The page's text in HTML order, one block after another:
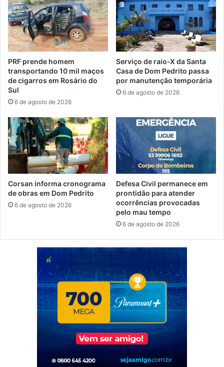
PRF prende homem
transportando 10 mil maços
de cigarros em Rosário do
Sul
6 de agosto de 2026
Serviço de raio-X da Santa
Casa de Dom Pedrito passa
por manutenção temporária
6 de agosto de 2026
Corsan informa cronograma
de obras em Dom Pedrito
6 de agosto de 2026
Defesa Civil permanece em
prontidão para atender
ocorrências provocadas
pelo mau tempo
6 de agosto de 2026